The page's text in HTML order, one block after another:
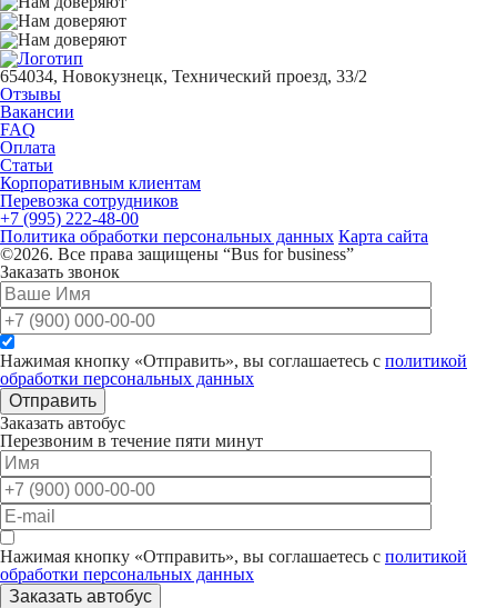
654034, Новокузнецк, Технический проезд, 33/2
Отзывы
Вакансии
FAQ
Оплата
Статьи
Корпоративным клиентам
Перевозка сотрудников
+7 (995) 222-48-00
Политика обработки персональных данных Карта сайта
©2026. Все права защищены “Bus for business”
Заказать звонок
Нажимая кнопку «Отправить», вы соглашаетесь с политикой
обработки персональных данных
Отправить
Заказать автобус
Перезвоним в течение пяти минут
Нажимая кнопку «Отправить», вы соглашаетесь с политикой
обработки персональных данных
Заказать автобус